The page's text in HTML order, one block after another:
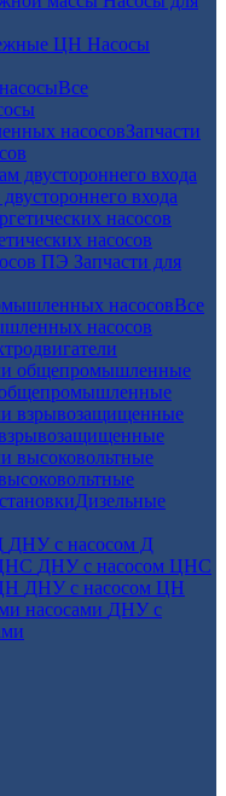
Насосы
Все
Запчасти
входа
насосов
Запчасти для
Все
насосов
общепромышленные
Дизельные
ДНУ с насосом Д
ДНУ с насосом ЦНС
ДНУ с насосом ЦН
ДНУ с